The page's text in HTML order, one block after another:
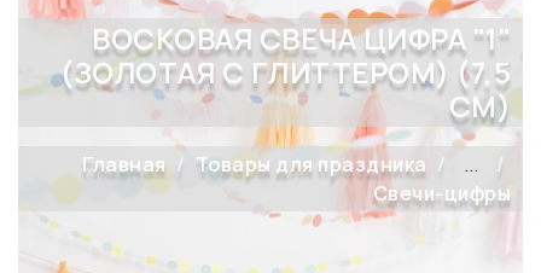
ВОСКОВАЯ СВЕЧА ЦИФРА "1"
(ЗОЛОТАЯ С ГЛИТТЕРОМ) (7,5
СМ)
Главная Товары для праздника
...
Свечи-цифры